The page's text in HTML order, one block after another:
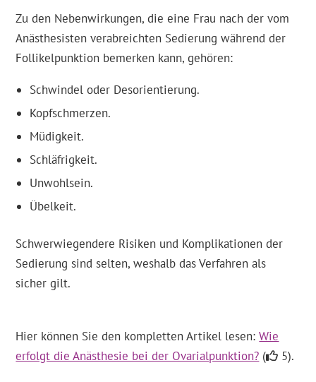
Zu den Nebenwirkungen, die eine Frau nach der vom
Anästhesisten verabreichten Sedierung während der
Follikelpunktion bemerken kann, gehören:
Schwindel oder Desorientierung.
Kopfschmerzen.
Müdigkeit.
Schläfrigkeit.
Unwohlsein.
Übelkeit.
Schwerwiegendere Risiken und Komplikationen der
Sedierung sind selten, weshalb das Verfahren als
sicher gilt.
Hier können Sie den kompletten Artikel lesen:Wie
erfolgt die Anästhesie bei der Ovarialpunktion? ( 5).